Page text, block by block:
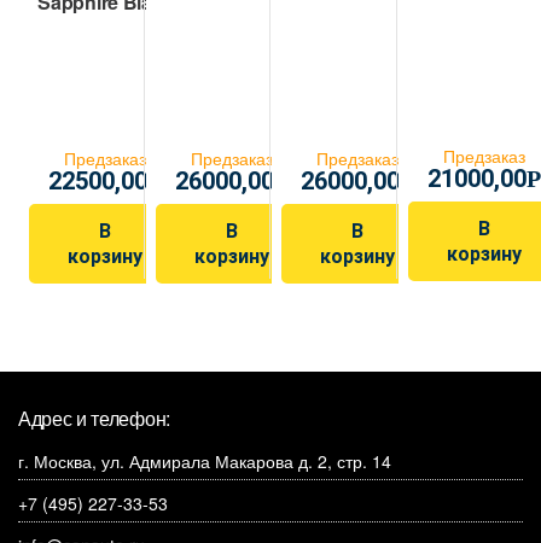
Предзаказ
22500,00
В
корзину
Предзаказ
26000,00
В
корзину
Предзаказ
26000,00
В
корзину
Предзаказ
21000,00Р
В
корзину
Адрес и телефон:
г. Москва, ул. Адмирала Макарова д. 2, стр. 14
+7 (495) 227-33-53